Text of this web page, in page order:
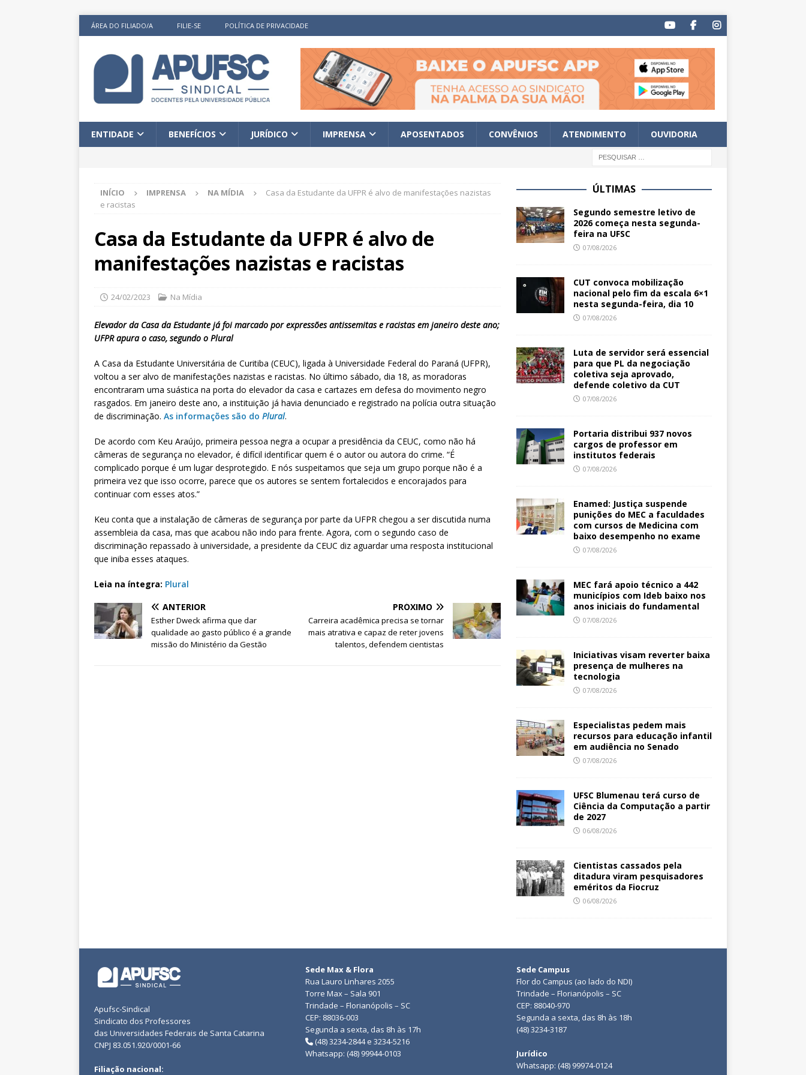
ÁREA DO FILIADO/A FILIE-SE POLÍTICA DE PRIVACIDADE
ENTIDADE BENEFÍCIOS JURÍDICO IMPRENSA APOSENTADOS CONVÊNIOS ATENDIMENTO OUVIDORIA
INÍCIO IMPRENSA NA MÍDIA
Casa da Estudante da UFPR é alvo de manifestações nazistas
e racistas
Casa da Estudante da UFPR é alvo de
manifestações nazistas e racistas
24/02/2023 Na Mídia
Elevador da Casa da Estudante já foi marcado por expressões antissemitas e racistas em janeiro deste ano;
UFPR apura o caso, segundo o Plural
A Casa da Estudante Universitária de Curitiba (CEUC), ligada à Universidade Federal do Paraná (UFPR),
voltou a ser alvo de manifestações nazistas e racistas. No último sábado, dia 18, as moradoras
encontraram uma suástica na porta do elevador da casa e cartazes em defesa do movimento negro
rasgados. Em janeiro deste ano, a instituição já havia denunciado e registrado na polícia outra situação
de discriminação. As informações são do Plural.
De acordo com Keu Araújo, primeira pessoa negra a ocupar a presidência da CEUC, como não há
câmeras de segurança no elevador, é difícil identificar quem é o autor ou autora do crime. “É
complicado porque é um lugar desprotegido. E nós suspeitamos que seja um grupo porque não é a
primeira vez que isso ocorre, parece que os autores se sentem fortalecidos e encorajados para
continuar com esses atos.”
Keu conta que a instalação de câmeras de segurança por parte da UFPR chegou a ser discutida numa
assembleia da casa, mas que acabou não indo para frente. Agora, com o segundo caso de
discriminação repassado à universidade, a presidente da CEUC diz aguardar uma resposta institucional
que iniba esses ataques.
Leia na íntegra: Plural
ANTERIOR
Esther Dweck afirma que dar
qualidade ao gasto público é a grande
missão do Ministério da Gestão
PRÓXIMO
Carreira acadêmica precisa se tornar
mais atrativa e capaz de reter jovens
talentos, defendem cientistas
ÚLTIMAS
Segundo semestre letivo de
2026 começa nesta segunda-
feira na UFSC
07/08/2026
CUT convoca mobilização
nacional pelo fim da escala 6×1
nesta segunda-feira, dia 10
07/08/2026
Luta de servidor será essencial
para que PL da negociação
coletiva seja aprovado,
defende coletivo da CUT
07/08/2026
Portaria distribui 937 novos
cargos de professor em
institutos federais
07/08/2026
Enamed: Justiça suspende
punições do MEC a faculdades
com cursos de Medicina com
baixo desempenho no exame
07/08/2026
MEC fará apoio técnico a 442
municípios com Ideb baixo nos
anos iniciais do fundamental
07/08/2026
Iniciativas visam reverter baixa
presença de mulheres na
tecnologia
07/08/2026
Especialistas pedem mais
recursos para educação infantil
em audiência no Senado
07/08/2026
UFSC Blumenau terá curso de
Ciência da Computação a partir
de 2027
06/08/2026
Cientistas cassados pela
ditadura viram pesquisadores
eméritos da Fiocruz
06/08/2026
Apufsc-Sindical
Sindicato dos Professores
das Universidades Federais de Santa Catarina
CNPJ 83.051.920/0001-66
Filiação nacional:
Sede Max & Flora
Rua Lauro Linhares 2055
Torre Max – Sala 901
Trindade – Florianópolis – SC
CEP: 88036-003
Segunda a sexta, das 8h às 17h
(48) 3234-2844 e 3234-5216
Whatsapp: (48) 99944-0103
Sede Campus
Flor do Campus (ao lado do NDI)
Trindade – Florianópolis – SC
CEP: 88040-970
Segunda a sexta, das 8h às 18h
(48) 3234-3187
Jurídico
Whatsapp: (48) 99974-0124